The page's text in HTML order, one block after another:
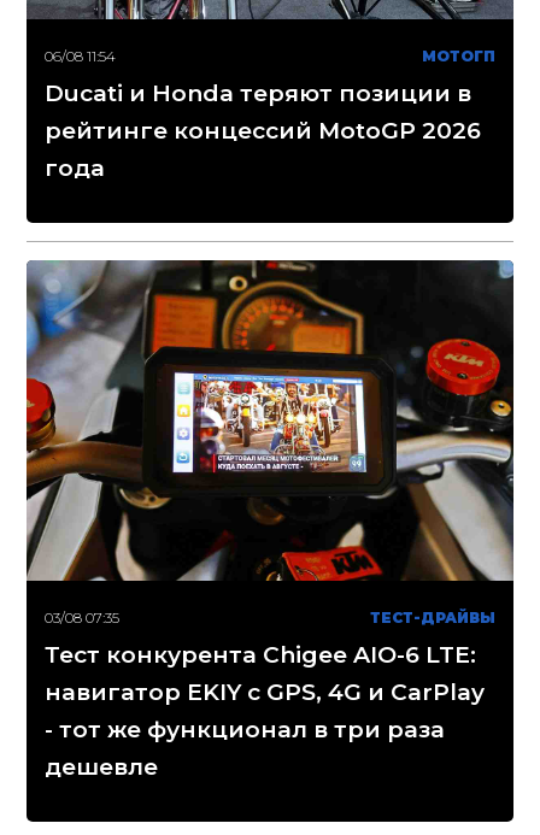
06/08 11:54 МОТОГП
Ducati и Honda теряют позиции в
рейтинге концессий MotoGP 2026
года
03/08 07:35 ТЕСТ-ДРАЙВЫ
Тест конкурента Chigee AIO-6 LTE:
навигатор EKIY с GPS, 4G и CarPlay
- тот же функционал в три раза
дешевле